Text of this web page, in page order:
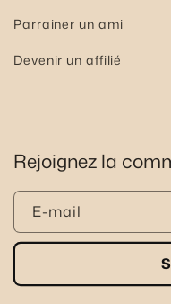
Parrainer un ami
Devenir un affilié
Rejoignez la
E-mail